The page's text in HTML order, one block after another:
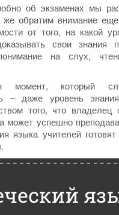
об экзаменах мы
же обратим внимание
от того, на какой
свои знания
на слух,
который
– даже уровень
того, что владелец
может успешно
языка учителей